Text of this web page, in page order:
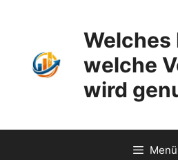
Welches
welche
wird
Menü